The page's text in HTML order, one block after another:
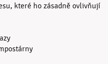
které ho zásadně ovlivňují